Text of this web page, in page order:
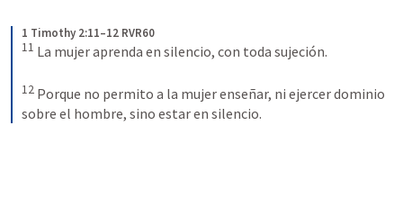
1 Timothy 2:11–12 RVR60
11 La mujer aprenda en silencio, con toda sujeción.
12 Porque no permito a la mujer enseñar, ni ejercer dominio
sobre el hombre, sino estar en silencio.